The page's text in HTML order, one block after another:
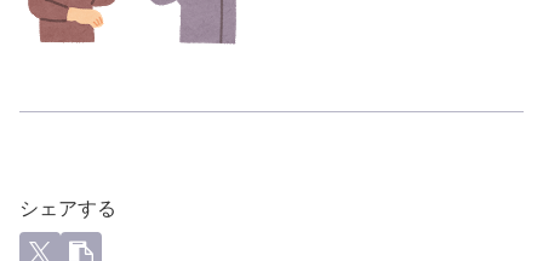
シェアする